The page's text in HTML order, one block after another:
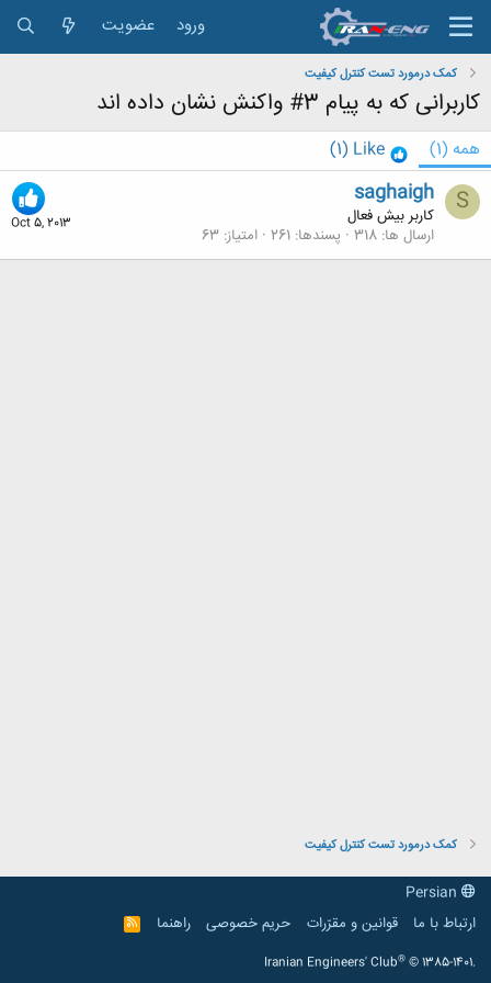
ورود عضویت
کمک درمورد تست کنترل کیفیت
کاربرانی که به پیام 3# واکنش نشان داده اند
همه (1)
Like
(1)
S
Oct 5, 2013
saghaigh
کاربر بیش فعال
ارسال ها 318 پسندها 261 امتیاز 63
کمک درمورد تست کنترل کیفیت
ارتباط با ما
قوانین و مقرّرات حریم خصوصی راهنما
R
S
Iranian Engineers' Club® © 1385-1401.